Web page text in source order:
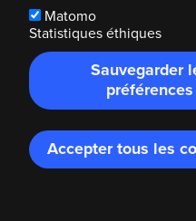
Code
Case Studies
Matomo
Statistiques éthiques
Sauvegarder
préférences
Accepter tous les